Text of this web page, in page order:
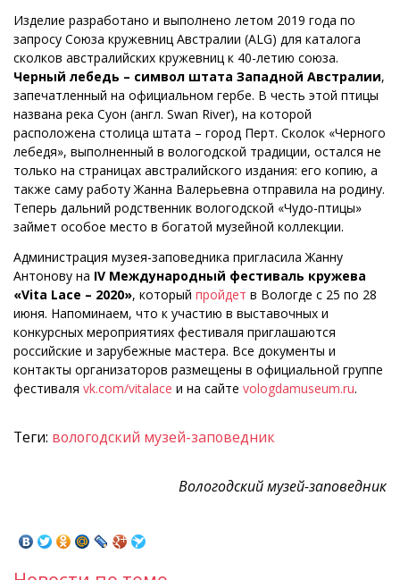
Изделие разработано и выполнено летом 2019 года по
запросу Союза кружевниц Австралии (ALG) для каталога
сколков австралийских кружевниц к 40-летию союза.
Черный лебедь – символ штата Западной Австралии,
запечатленный на официальном гербе. В честь этой птицы
названа река Суон (англ. Swan River), на которой
расположена столица штата – город Перт. Сколок «Черного
лебедя», выполненный в вологодской традиции, остался не
только на страницах австралийского издания: его копию, а
также саму работу Жанна Валерьевна отправила на родину.
Теперь дальний родственник вологодской «Чудо-птицы»
займет особое место в богатой музейной коллекции.
Администрация музея-заповедника пригласила Жанну
Антонову на IV Международный фестиваль кружева
«Vita Lace – 2020», который пройдет в Вологде с 25 по 28
июня. Напоминаем, что к участию в выставочных и
конкурсных мероприятиях фестиваля приглашаются
российские и зарубежные мастера. Все документы и
контакты организаторов размещены в официальной группе
фестиваля vk.com/vitalace и на сайте vologdamuseum.ru.
Теги: вологодский музей-заповедник
Вологодский музей-заповедник